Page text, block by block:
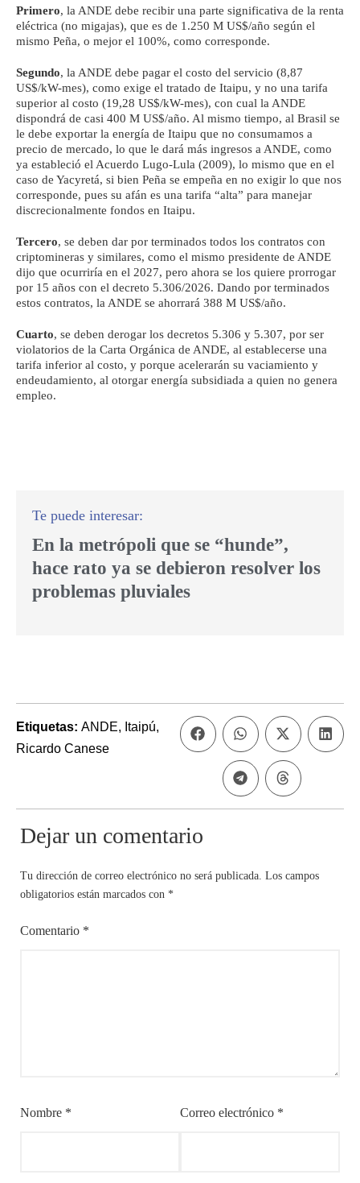
Primero, la ANDE debe recibir una parte significativa de la renta
eléctrica (no migajas), que es de 1.250 M US$/año según el
mismo Peña, o mejor el 100%, como corresponde.
Segundo, la ANDE debe pagar el costo del servicio (8,87
US$/kW-mes), como exige el tratado de Itaipu, y no una tarifa
superior al costo (19,28 US$/kW-mes), con cual la ANDE
dispondrá de casi 400 M US$/año. Al mismo tiempo, al Brasil se
le debe exportar la energía de Itaipu que no consumamos a
precio de mercado, lo que le dará más ingresos a ANDE, como
ya estableció el Acuerdo Lugo-Lula (2009), lo mismo que en el
caso de Yacyretá, si bien Peña se empeña en no exigir lo que nos
corresponde, pues su afán es una tarifa “alta” para manejar
discrecionalmente fondos en Itaipu.
Tercero, se deben dar por terminados todos los contratos con
criptomineras y similares, como el mismo presidente de ANDE
dijo que ocurriría en el 2027, pero ahora se los quiere prorrogar
por 15 años con el decreto 5.306/2026. Dando por terminados
estos contratos, la ANDE se ahorrará 388 M US$/año.
Cuarto, se deben derogar los decretos 5.306 y 5.307, por ser
violatorios de la Carta Orgánica de ANDE, al establecerse una
tarifa inferior al costo, y porque acelerarán su vaciamiento y
endeudamiento, al otorgar energía subsidiada a quien no genera
empleo.
En la metrópoli que se “hunde”,
hace rato ya se debieron resolver los
problemas pluviales
Etiquetas: ANDE, Itaipú,
Ricardo Canese
Dejar un comentario
Tu dirección de correo electrónico no será publicada. Los campos
obligatorios están marcados con *
Comentario *
Nombre * Correo electrónico *